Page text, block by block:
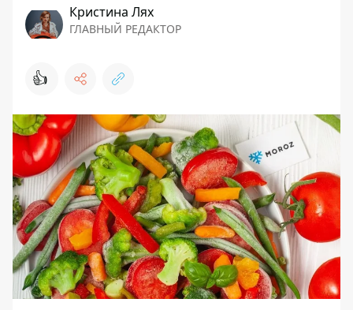
Кристина Лях
ГЛАВНЫЙ РЕДАКТОР
👍